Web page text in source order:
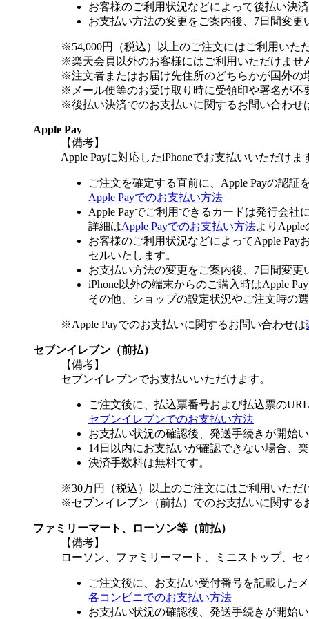
お客様のご利用状況などによって後払い決
お支払い方法の変更をご案内後、7日間変
※54,000円（税込）以上のご注文にはご利用いた
※楽天会員以外のお客様にはご利用いただけませ
※注文者またはお届け先住所のどちらかが国外
※メール便等のお受け取り時に受領印や署名が不
※後払い決済でのお支払いに関するお問い合わせ
Apple Pay
【備考】
Apple Payに対応したiPhoneでお支払いいただけま
ご注文を確定する直前に、Apple Payの認証
Apple Payでのお支払い方法
Apple Payでご利用できるカードは発行会社
詳細はApple Payでのお支払い方法より
お客様のご利用状況などによってApple
セルいたします。
お支払い方法の変更をご案内後、7日間変
iPhone以外の端末からのご購入時はApple
その他、ショップの設定状況やご注文時の
※Apple Payでのお支払いに関するお問い合わせは
セブンイレブン（前払）
【備考】
セブンイレブンでお支払いいただけます。
ご注文後に、払込票番号および払込票の
セブンイレブンでのお支払い方法
お支払い状況の確認後、発送手続きが開始
14日以内にお支払いが確認できない場合、
決済手数料は無料です。
※30万円（税込）以上のご注文にはご利用いただ
※セブンイレブン（前払）でのお支払いに関する
ファミリーマート、ローソン等（前払）
【備考】
ローソン、ファミリーマート、ミニストップ、
ご注文後に、お支払い受付番号を記載した
各コンビニでのお支払い方法
お支払い状況の確認後、発送手続きが開始